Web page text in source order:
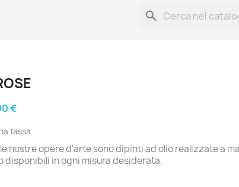
search
€
tassa
nostre opere d'arte sono dipinti ad olio realizzate a
disponibili in ogni misura desiderata.